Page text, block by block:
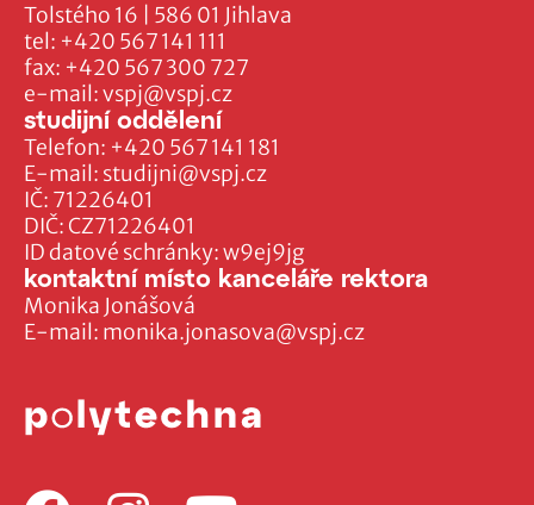
Tolstého 16 | 586 01 Jihlava
tel: +420 567 141 111
fax: +420 567 300 727
e-mail:vspj@vspj.cz
IČ: 71226401
DIČ: CZ71226401
ID datové schránky: w9ej9jg
studijní oddělení
Telefon: +420 567 141 181
E-mail: studijni@vspj.cz
kontaktní místo kanceláře rektora
Monika Jonášová
E-mail: monika.jonasova@vspj.cz